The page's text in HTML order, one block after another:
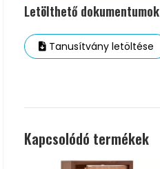
Letölthető dokumentumok
Tanusítvány letöltése
Kapcsolódó termékek